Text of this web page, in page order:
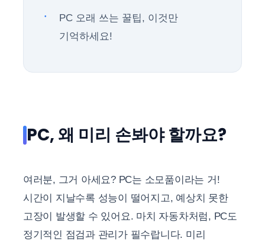
PC 오래 쓰는 꿀팁, 이것만
기억하세요!
PC, 왜 미리 손봐야 할까요?
여러분, 그거 아세요? PC는 소모품이라는 거!
시간이 지날수록 성능이 떨어지고, 예상치 못한
고장이 발생할 수 있어요. 마치 자동차처럼, PC도
정기적인 점검과 관리가 필수랍니다. 미리